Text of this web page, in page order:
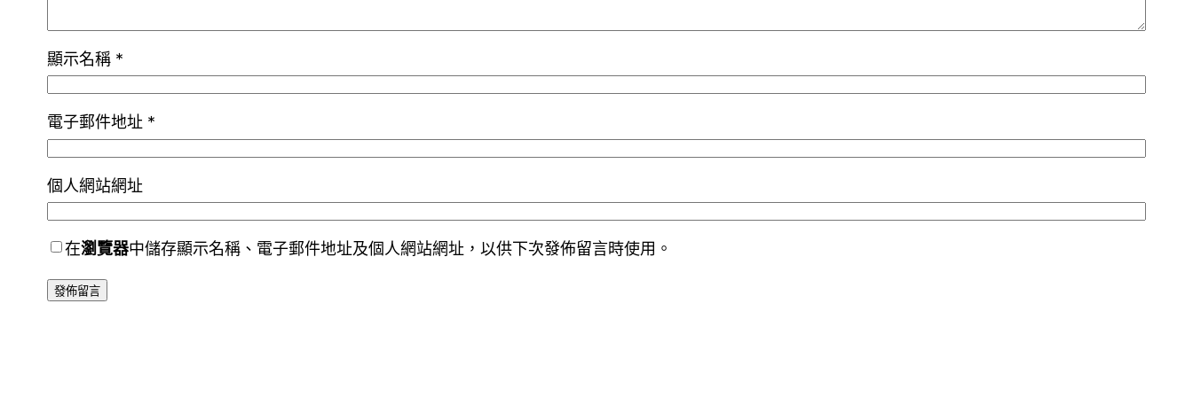
顯示名稱 *
電子郵件地址 *
個人網站網址
在瀏覽器中儲存顯示名稱、電子郵件地址及個人網站網址，以供下次發佈留言時使用。